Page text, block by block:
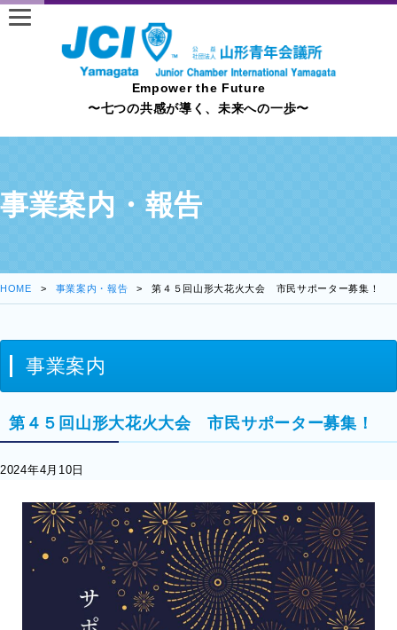
Empower the Future
〜七つの共感が導く、未来への一歩〜
事業案内・報告
HOME 事業案内・報告 第４５回山形大花火大会 市民サポーター募集！
事業案内
第４５回山形大花火大会 市民サポーター募集！
2024年4月10日